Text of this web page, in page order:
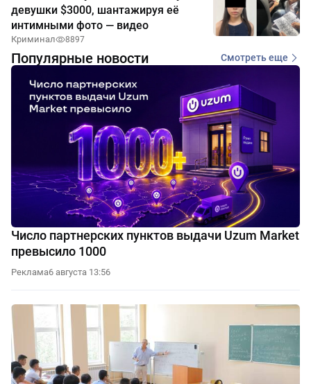
девушки $3000, шантажируя её
интимными фото — видео
Криминал 8897
Популярные новости Смотреть еще
Число партнерских пунктов выдачи Uzum Market
превысило 1000
Реклама6 августа 13:56